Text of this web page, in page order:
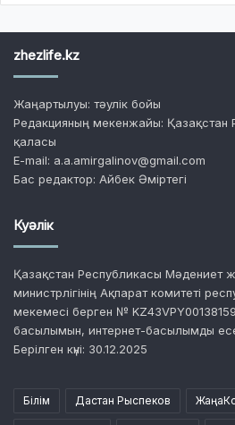
zhezlife.kz
Жаңартылуы: тәулік бойы
Редакцияның мекенжайы: Қазақстан
қаласы
E-mail: a.a.amirgalinov@gmail.com
Бас редактор: Айбек Әміртегі
Куәлік
Қазақстан Республикасы Мәдениет
министрлігінің Ақпарат комитеті
мекемесі берген №
басылымын, интернет-басылымды
Берілген күні: 30.12.2025
Білім Дастан Рыспеков